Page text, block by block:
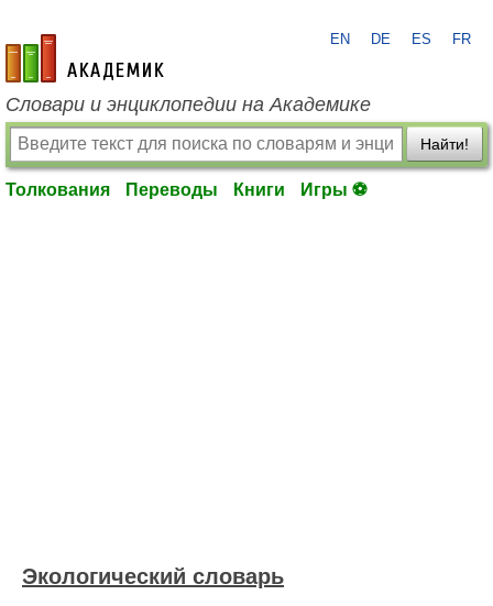
academic.ru
EN DE ES FR
Словари и энциклопедии на Академике
Найти!
Толкования Переводы Книги Игры ⚽
Экологический словарь